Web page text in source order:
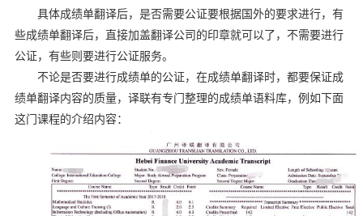
具体成绩单翻译后，是否需要公证要根据国外的要求进行，有
些成绩单翻译后，直接加盖翻译公司的印章就可以了，不需要进行
公证，有些则要进行公证服务。
不论是否要进行成绩单的公证，在成绩单翻译时，都要保证成
绩单翻译内容的质量，译联有专门整理的成绩单语料库，例如下面
这门课程的介绍内容：